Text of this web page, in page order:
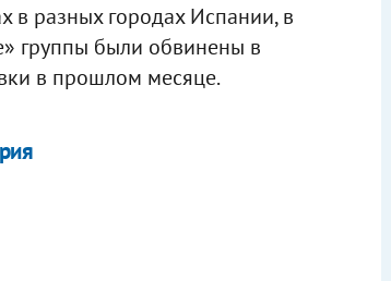
в разных городах Испании, в
группы были обвинены в
в прошлом месяце.